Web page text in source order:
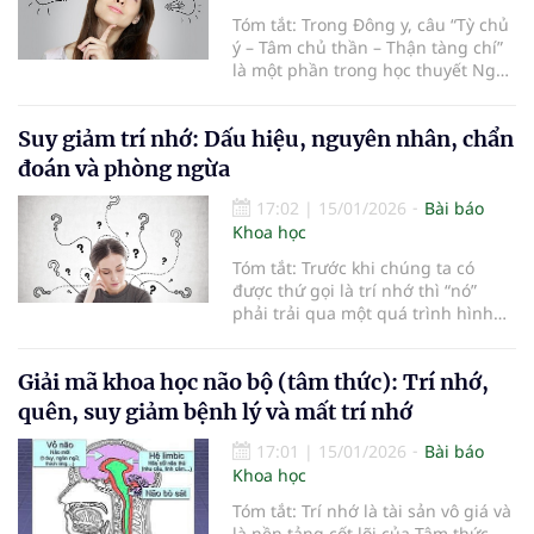
Tóm tắt: Trong Đông y, câu “Tỳ chủ
ý – Tâm chủ thần – Thận tàng chí”
là một phần trong học thuyết Ngũ
cơ quan nội tạng và hoạt động tinh
Suy giảm trí nhớ: Dấu hiệu, nguyên nhân, chẩn
đoán và phòng ngừa
17:02 | 15/01/2026
Bài báo
Khoa học
Tóm tắt: Trước khi chúng ta có
được thứ gọi là trí nhớ thì “nó”
phải trải qua một quá trình hình
một sự vật hoặc một hiện tượng
nào đó, bộ não sẽ ghi nhớ những
điều này và tự sắp xếp lại. Khi
chúng ta lặp đi lặp lại những điều
này, não bộ sẽ tự động chuyển
từ trí nhớ tạm thời thành trí nhớ
Giải mã khoa học não bộ (tâm thức): Trí nhớ,
quên, suy giảm bệnh lý và mất trí nhớ
17:01 | 15/01/2026
Bài báo
Khoa học
Tóm tắt: Trí nhớ là tài sản vô giá và